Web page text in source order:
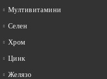
Мултивитамини
Селен
Хром
Цинк
Желязо